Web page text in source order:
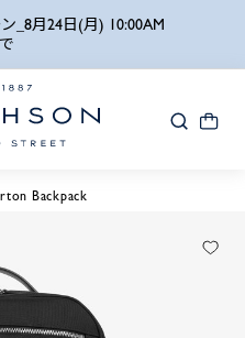
_8月24日(月) 10:00AM
Backpack